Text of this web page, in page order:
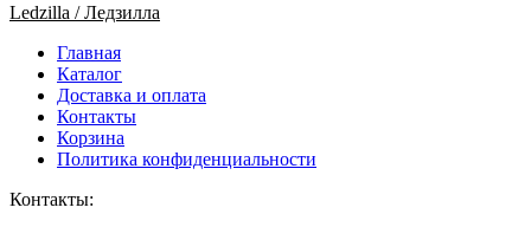
Ledzilla / Ледзилла
Главная
Каталог
Доставка и оплата
Контакты
Корзина
Политика конфиденциальности
Контакты: